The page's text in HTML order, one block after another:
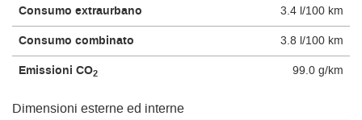
Consumo extraurbano 3.4 l/100 km
Consumo combinato 3.8 l/100 km
Emissioni CO2 99.0 g/km
Dimensioni esterne ed interne